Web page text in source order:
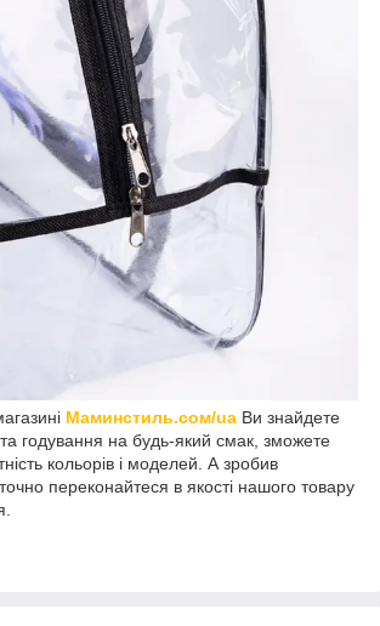
Маминстиль.сом/ua Ви знайдете
та годування на будь-який смак, зможете
кольорів і моделей. А зробив
переконайтеся в якості нашого товару